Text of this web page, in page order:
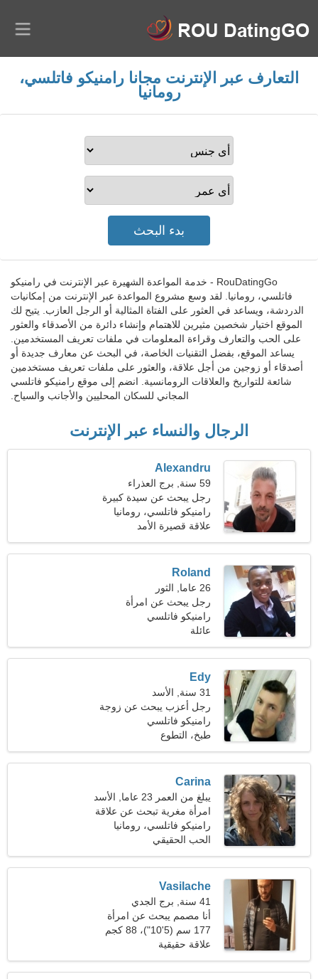
التعارف عبر الإنترنت مجانا رامنيكو فاتلسي،
رومانيا
RouDatingGo - خدمة المواعدة الشهيرة عبر الإنترنت في رامنيكو
فاتلسي، رومانيا. لقد وسع مشروع المواعدة عبر الإنترنت من إمكانيات
الدردشة، ويساعد في العثور على الفتاة المثالية أو الرجل العازب. يتيح لك
الموقع اختيار شخصين مثيرين للاهتمام وإنشاء دائرة من الأصدقاء والعثور
على الحب والتعارف وقراءة المعلومات في ملفات تعريف المستخدمين.
يساعد الموقع، بفضل التقنيات الخاصة، في البحث عن معارف جديدة أو
أصدقاء أو زوجين من أجل علاقة، والعثور على ملفات تعريف مستخدمين
شائعة للتواريخ والعلاقات الرومانسية. انضم إلى موقع رامنيكو فاتلسي
المجاني للسكان المحليين والأجانب والسياح.
الرجال والنساء عبر الإنترنت
Alexandru
59 سنة, برج العذراء
رجل يبحث عن سيدة كبيرة
رامنيكو فاتلسي، رومانيا
علاقة قصيرة الأمد
Roland
26 عاما, الثور
رجل يبحث عن امرأة
رامنيكو فاتلسي
عائلة
Edy
31 سنة, الأسد
رجل أعزب يبحث عن زوجة
26-30
رامنيكو فاتلسي
طبخ، التطوع
Carina
يبلغ من العمر 23 عاما, الأسد
امرأة مغرية تبحث عن علاقة
رامنيكو فاتلسي، رومانيا
الحب الحقيقي
Vasilache
41 سنة, برج الجدي
أنا مصمم يبحث عن امرأة
رائعة
177 سم (5'10")، 88 كجم
(194 رطلا)
علاقة حقيقية